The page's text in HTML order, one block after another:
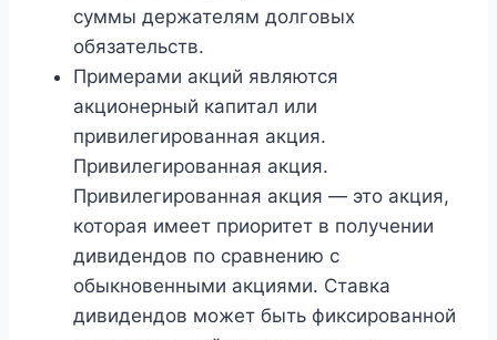
суммы держателям долговых
обязательств.
Примерами акций являются
акционерный капитал или
привилегированная акция.
Привилегированная акция.
Привилегированная акция — это акция,
которая имеет приоритет в получении
дивидендов по сравнению с
обыкновенными акциями. Ставка
дивидендов может быть фиксированной